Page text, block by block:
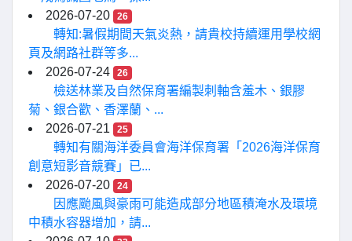
2026-07-20
26
轉知:暑假期間天氣炎熱，請貴校持續運用學校網
頁及網路社群等多...
2026-07-24
26
檢送林業及自然保育署編製刺軸含羞木、銀膠
菊、銀合歡、香澤蘭、...
2026-07-21
25
轉知有關海洋委員會海洋保育署「2026海洋保育
創意短影音競賽」已...
2026-07-20
24
因應颱風與豪雨可能造成部分地區積淹水及環境
中積水容器增加，請...